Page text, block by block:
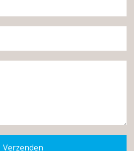
Verzenden